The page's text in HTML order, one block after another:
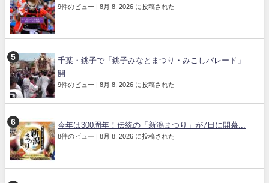
9件のビュー | 8月 8, 2026 に投稿された
千葉・銚子で「銚子みなとまつり・みこしパレード」
開...
9件のビュー | 8月 8, 2026 に投稿された
今年は300周年！伝統の「新潟まつり」が7日に開幕...
8件のビュー | 8月 8, 2026 に投稿された